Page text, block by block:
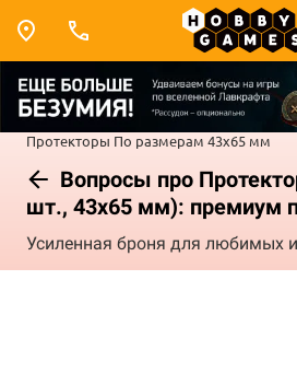
Протекторы По размерам 43x65 мм
Вопросы про
шт., 43x65 мм): премиум
Усиленная броня для любимых